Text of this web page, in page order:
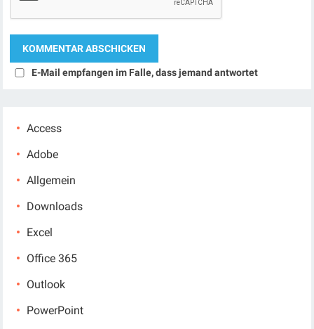
E-Mail empfangen im Falle, dass jemand antwortet
Access
Adobe
Allgemein
Downloads
Excel
Office 365
Outlook
PowerPoint